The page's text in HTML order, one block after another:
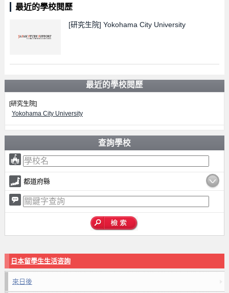
最近的學校閱歷
[研究生院] Yokohama City University
最近的學校閱歷
[研究生院]
Yokohama City University
查詢學校
都道府縣
日本留學生生活咨詢
來日後